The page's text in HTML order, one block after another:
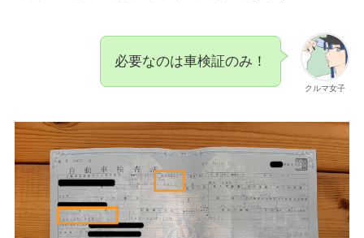
クルマ女子
必要なのは車検証のみ！